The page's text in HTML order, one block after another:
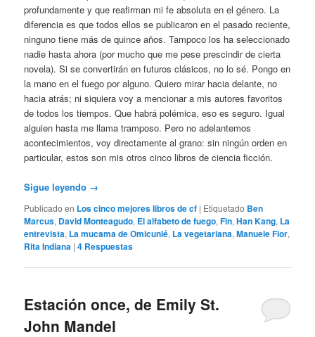
profundamente y que reafirman mi fe absoluta en el género. La
diferencia es que todos ellos se publicaron en el pasado reciente,
ninguno tiene más de quince años. Tampoco los ha seleccionado
nadie hasta ahora (por mucho que me pese prescindir de cierta
novela). Si se convertirán en futuros clásicos, no lo sé. Pongo en
la mano en el fuego por alguno. Quiero mirar hacia delante, no
hacia atrás; ni siquiera voy a mencionar a mis autores favoritos
de todos los tiempos. Que habrá polémica, eso es seguro. Igual
alguien hasta me llama tramposo. Pero no adelantemos
acontecimientos, voy directamente al grano: sin ningún orden en
particular, estos son mis otros cinco libros de ciencia ficción.
Sigue leyendo →
Publicado en Los cinco mejores libros de cf | Etiquetado Ben
Marcus, David Monteagudo, El alfabeto de fuego,Fin,Han Kang, La
entrevista, La mucama de Omicunlé, La vegetariana,Manuele Fior,
Rita Indiana |4 Respuestas
Estación once, de Emily St.
John Mandel